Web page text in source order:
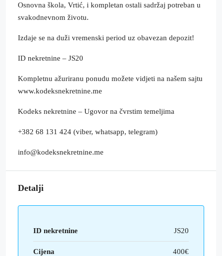
Osnovna škola, Vrtić, i kompletan ostali sadržaj potreban u
svakodnevnom životu.
Izdaje se na duži vremenski period uz obavezan depozit!
ID nekretnine – JS20
Kompletnu ažuriranu ponudu možete vidjeti na našem sajtu
www.kodeksnekretnine.me
Kodeks nekretnine – Ugovor na čvrstim temeljima
+382 68 131 424 (viber, whatsapp, telegram)
info@kodeksnekretnine.me
Detalji
ID nekretnine JS20
Cijena 400€